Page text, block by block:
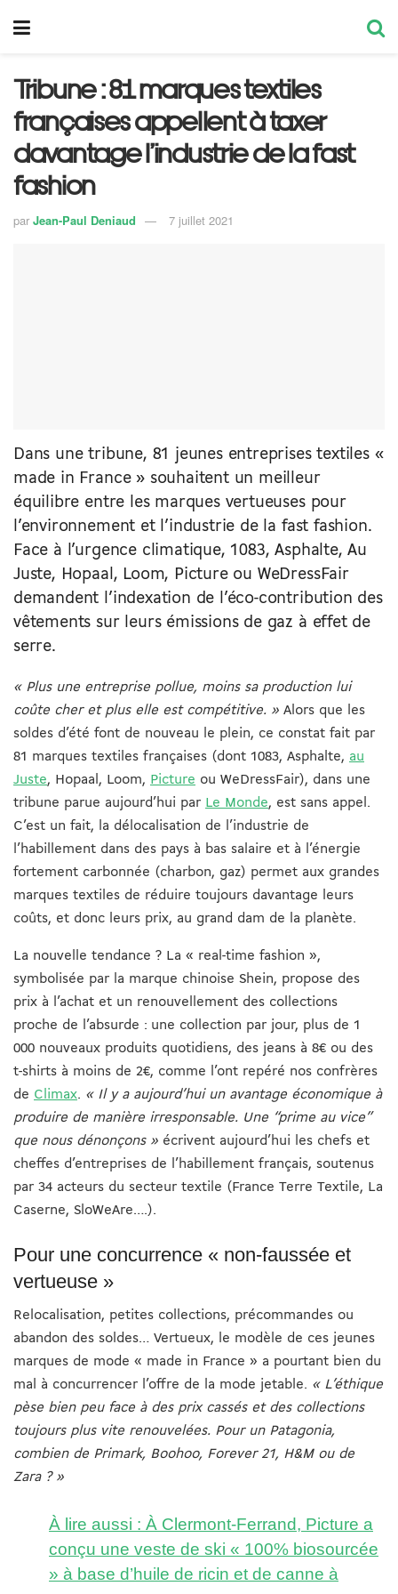
Tribune : 81 marques textiles
françaises appellent à taxer
davantage l’industrie de la fast
fashion
par Jean-Paul Deniaud 7 juillet 2021
Dans une tribune, 81 jeunes entreprises textiles «
made in France » souhaitent un meilleur
équilibre entre les marques vertueuses pour
l’environnement et l’industrie de la fast fashion.
Face à l’urgence climatique, 1083, Asphalte, Au
Juste, Hopaal, Loom, Picture ou WeDressFair
demandent l’indexation de l’éco-contribution des
vêtements sur leurs émissions de gaz à effet de
serre.
« Plus une entreprise pollue, moins sa production lui
coûte cher et plus elle est compétitive. » Alors que les
soldes d’été font de nouveau le plein, ce constat fait par
81 marques textiles françaises (dont 1083, Asphalte, au
Juste, Hopaal, Loom, Picture ou WeDressFair), dans une
tribune parue aujourd’hui par Le Monde, est sans appel.
C’est un fait, la délocalisation de l’industrie de
l’habillement dans des pays à bas salaire et à l’énergie
fortement carbonnée (charbon, gaz) permet aux grandes
marques textiles de réduire toujours davantage leurs
coûts, et donc leurs prix, au grand dam de la planète.
La nouvelle tendance ? La « real-time fashion »,
symbolisée par la marque chinoise Shein, propose des
prix à l’achat et un renouvellement des collections
proche de l’absurde : une collection par jour, plus de 1
000 nouveaux produits quotidiens, des jeans à 8€ ou des
t-shirts à moins de 2€, comme l’ont repéré nos confrères
de Climax. « Il y a aujourd’hui un avantage économique à
produire de manière irresponsable. Une “prime au vice”
que nous dénonçons » écrivent aujourd’hui les chefs et
cheffes d’entreprises de l’habillement français, soutenus
par 34 acteurs du secteur textile (France Terre Textile, La
Caserne, SloWeAre….).
Pour une concurrence « non-faussée et
vertueuse »
Relocalisation, petites collections, précommandes ou
abandon des soldes… Vertueux, le modèle de ces jeunes
marques de mode « made in France » a pourtant bien du
mal à concurrencer l’offre de la mode jetable. « L’éthique
pèse bien peu face à des prix cassés et des collections
toujours plus vite renouvelées. Pour un Patagonia,
combien de Primark, Boohoo, Forever 21, H&M ou de
Zara ? »
À lire aussi : À Clermont-Ferrand, Picture a
conçu une veste de ski « 100% biosourcée
» à base d’huile de ricin et de canne à